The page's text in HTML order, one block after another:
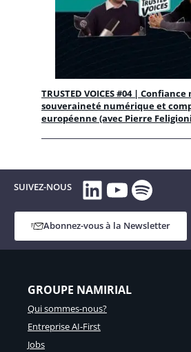
TRUSTED VOICES #04 |
souveraineté numérique et
européenne (avec Pierre
SUIVEZ-NOUS LinkedIn
YouTube
Abonnez-vous à la Newsletter
GROUPE NAMIRIAL
Qui sommes-nous?
Entreprise AI-First
Jobs